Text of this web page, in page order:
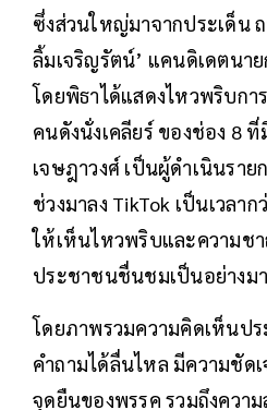
ซึ่งส่วนใหญ่มาจากประเด็น
ลิ้มเจริญรัตน์’ แคนดิเดตนา
โดยพิธาได้แสดงไหวพริบกา
คนดังนั่งเคลียร์ ของช่อง 8 ที่
เจษฎาวงศ์ เป็นผู้ดำเนินราย
ช่วงมาลง TikTok เป็นเวลา
ให้เห็นไหวพริบและความช
ประชาชนชื่นชมเป็นอย่างม
โดยภาพรวมความคิดเห็นป
คำถามได้ลื่นไหล มีความชัด
จุดยืนของพรรค รวมถึงควา